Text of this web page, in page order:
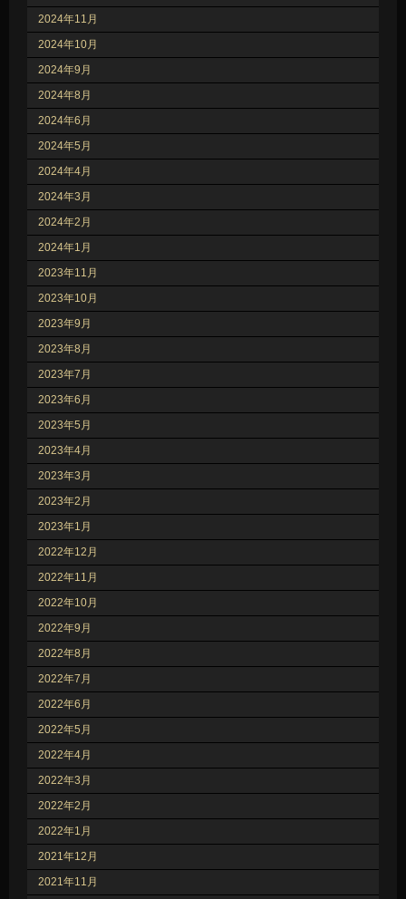
2024年11月
2024年10月
2024年9月
2024年8月
2024年6月
2024年5月
2024年4月
2024年3月
2024年2月
2024年1月
2023年11月
2023年10月
2023年9月
2023年8月
2023年7月
2023年6月
2023年5月
2023年4月
2023年3月
2023年2月
2023年1月
2022年12月
2022年11月
2022年10月
2022年9月
2022年8月
2022年7月
2022年6月
2022年5月
2022年4月
2022年3月
2022年2月
2022年1月
2021年12月
2021年11月